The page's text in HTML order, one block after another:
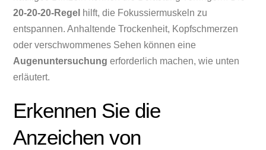
20-20-20-Regel hilft, die Fokussiermuskeln zu
entspannen. Anhaltende Trockenheit, Kopfschmerzen
oder verschwommenes Sehen können eine
Augenuntersuchung erforderlich machen, wie unten
erläutert.
Erkennen Sie die
Anzeichen von